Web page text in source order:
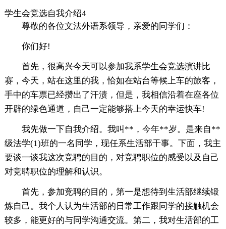
学生会竞选自我介绍4
尊敬的各位文法外语系领导，亲爱的同学们：
你们好!
首先，很高兴今天可以参加我系学生会竞选演讲比
赛，今天，站在这里的我，恰如在站台等候上车的旅客，
手中的车票已经攒出了汗渍，但是，我相信沿着在座各位
开辟的绿色通道，自己一定能够搭上今天的幸运快车!
我先做一下自我介绍。我叫**，今年**岁。是来自**
级法学(1)班的一名同学，现任系生活部干事。下面，我主
要谈一谈我这次竞聘的目的，对竞聘职位的感受以及自己
对竞聘职位的理解和认识。
首先，参加竞聘的目的，第一是想待到生活部继续锻
炼自己。我个人认为生活部的日常工作跟同学的接触机会
较多，能更好的与同学沟通交流。第二，我对生活部的工